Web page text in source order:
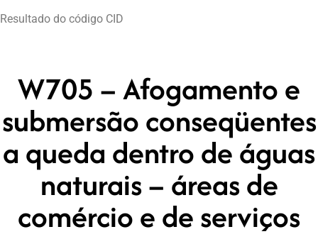
Resultado do código CID
W705 – Afogamento e
submersão conseqüentes
a queda dentro de águas
naturais – áreas de
comércio e de serviços